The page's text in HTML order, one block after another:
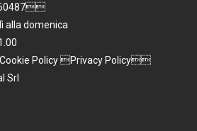
alla domenica
Policy Privacy Policy
Srl